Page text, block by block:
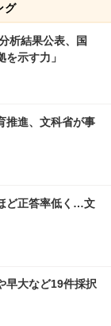
グ
析結果公表、国
示す力」
推進、文科省が事
ど正答率低く…文
早大など19件採択